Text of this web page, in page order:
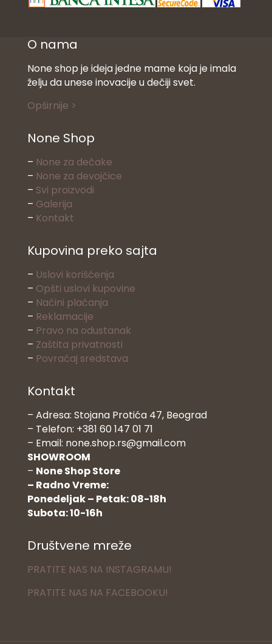
O nama
None shop je ideja jedne mame koja je imala
želju da unese inovacije u dečiji svet.
Opširnije >
None Shop
– None za dečake
– None za devojčice
– Svi proizvodi
– Galerija
– Kontakt
Kupovina preko sajta
– Uslovi korišćenja
– Opšti uslovi kupovine
– Načini plaćanja
– Reklamacije
– Pravo na odustanak
– Zaštita privatnosti
– Povraćaj sredstava
Kontakt
– Adresa: Stojana Protića 47, Beograd
– Telefon: +381 60 147 01 71
– Email: none.shop.rs@gmail.com
SHOWROOM
– None Shop Store
– Radno Vreme:
Ponedeljak – Petak: 08-18h
Subota: 10-16h
Društvene mreže
PRATITE NAS NA INSTAGRAMU!
PRATITE NAS NA FACEBOOKU!